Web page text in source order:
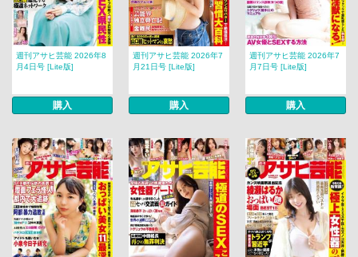
週刊アサヒ芸能 2026年8
月4日号 [Lite版]
購入
週刊アサヒ芸能 2026年7
月21日号 [Lite版]
購入
週刊アサヒ芸能 2026年7
月7日号 [Lite版]
購入